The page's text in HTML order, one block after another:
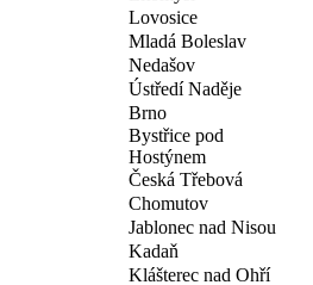
Lovosice
Mladá Boleslav
Nedašov
Ústředí Naděje
Brno
Bystřice pod
Hostýnem
Česká Třebová
Chomutov
Jablonec nad Nisou
Kadaň
Klášterec nad Ohří